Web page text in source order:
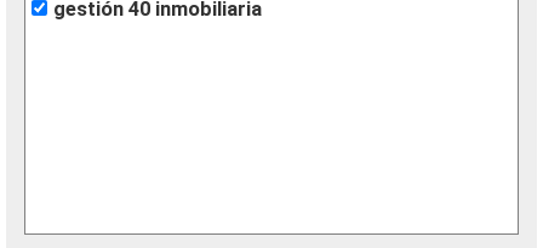
gestión 40 inmobiliaria